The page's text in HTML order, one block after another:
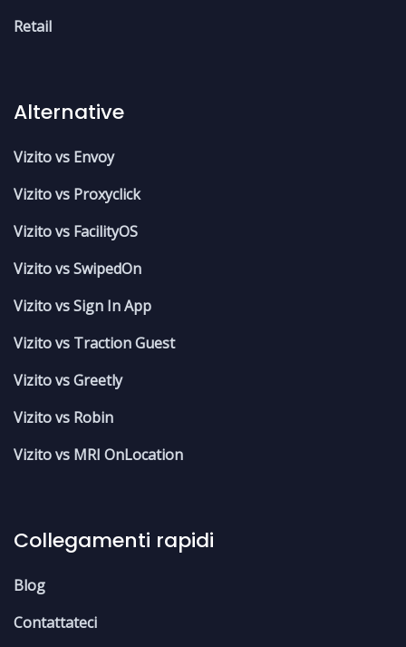
Retail
Alternative
Vizito vs Envoy
Vizito vs Proxyclick
Vizito vs FacilityOS
Vizito vs SwipedOn
Vizito vs Sign In App
Vizito vs Traction Guest
Vizito vs Greetly
Vizito vs Robin
Vizito vs MRI OnLocation
Collegamenti rapidi
Blog
Contattateci